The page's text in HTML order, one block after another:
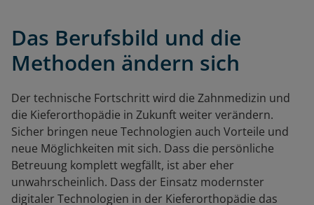
Das Berufsbild und die
Methoden ändern sich
Der technische Fortschritt wird die Zahnmedizin und
die Kieferorthopädie in Zukunft weiter verändern.
Sicher bringen neue Technologien auch Vorteile und
neue Möglichkeiten mit sich. Dass die persönliche
Betreuung komplett wegfällt, ist aber eher
unwahrscheinlich. Dass der Einsatz modernster
digitaler Technologien in der Kieferorthopädie das